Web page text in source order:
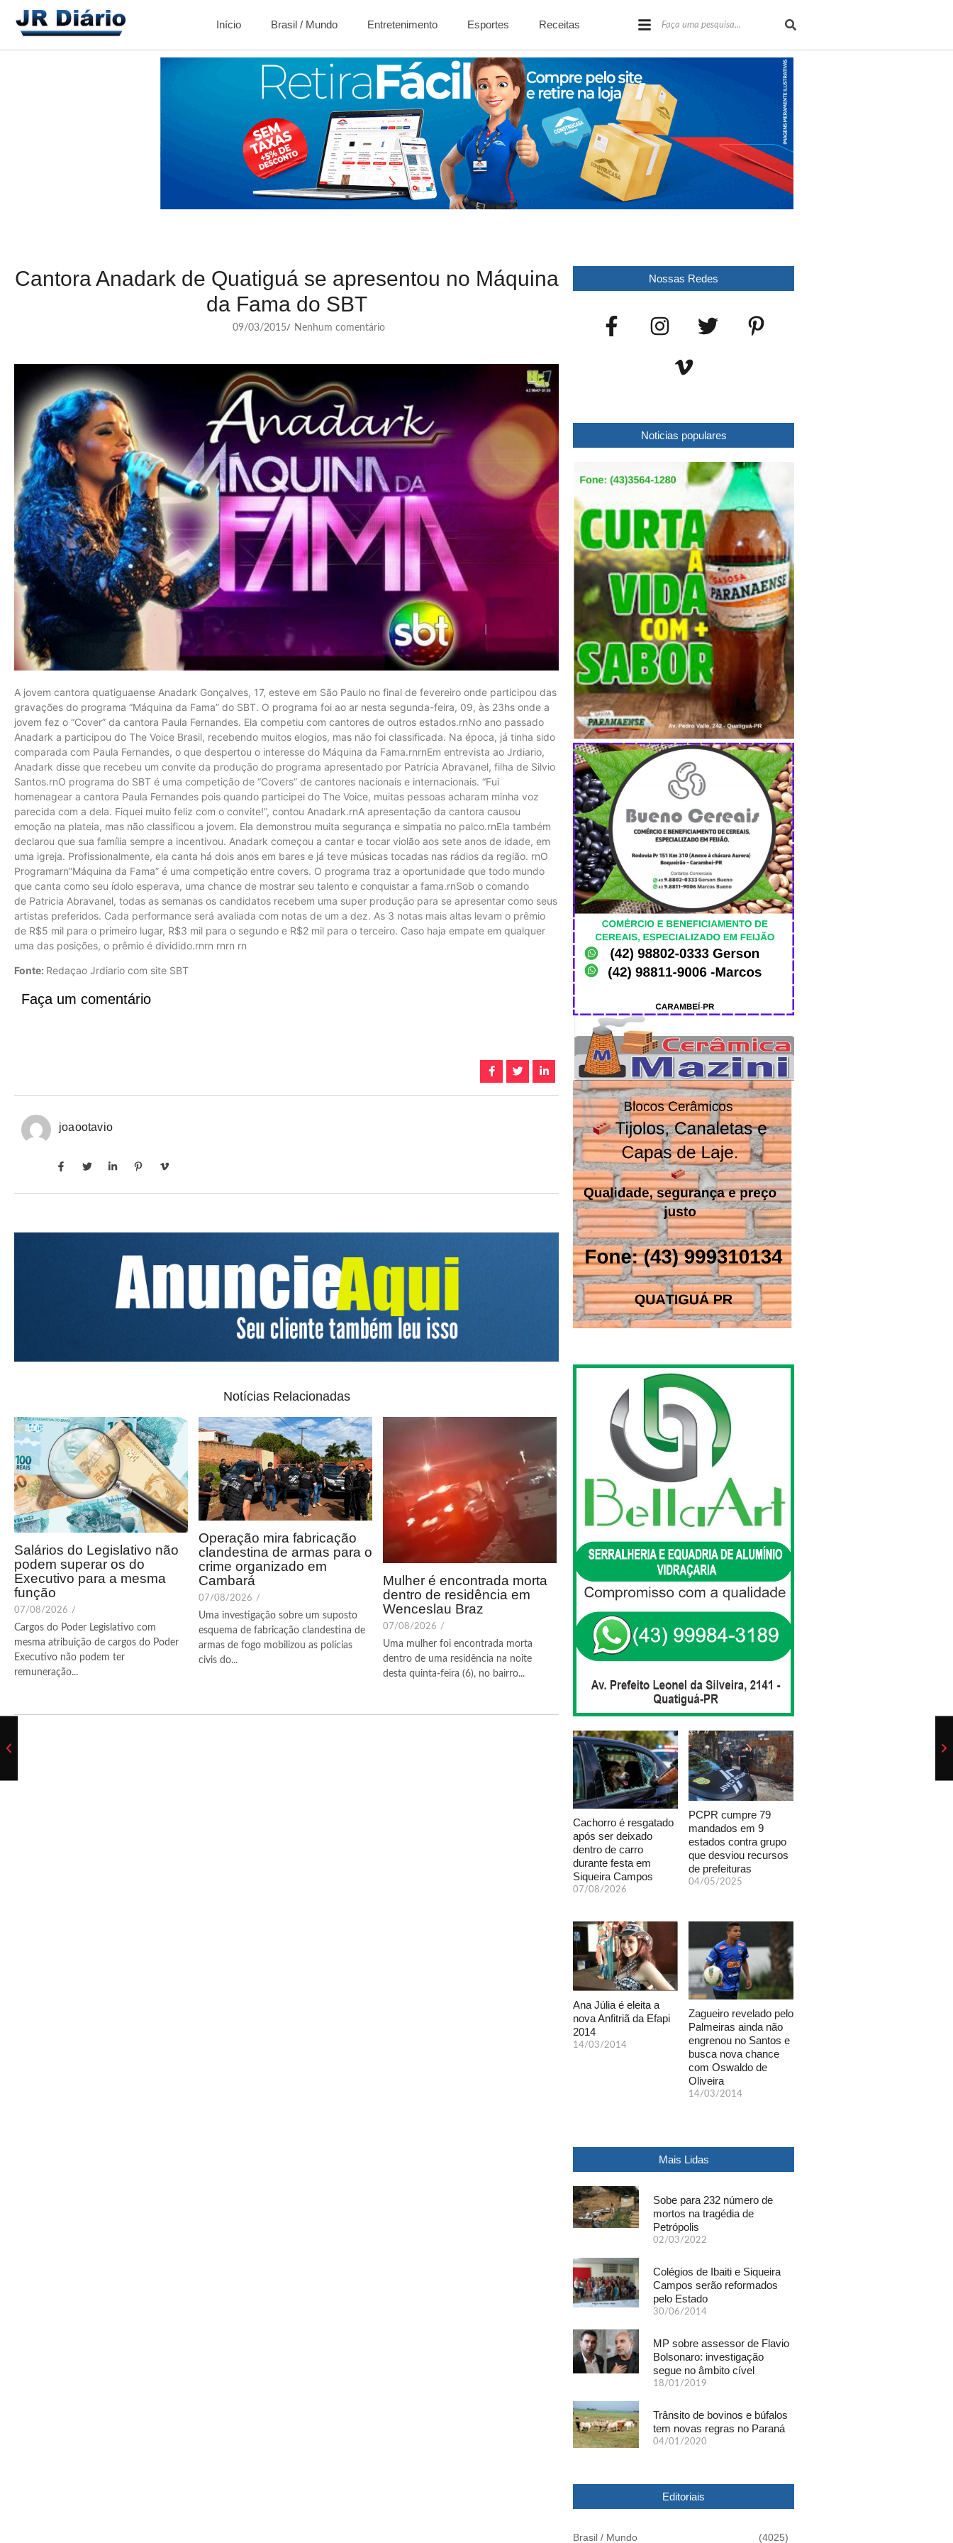
Início Brasil / Mundo Entretenimento Esportes Receitas
Cantora Anadark de Quatiguá se apresentou no Máquina
da Fama do SBT
09/03/2015/ Nenhum comentário
A jovem cantora quatiguaense Anadark Gonçalves, 17, esteve em São Paulo no final de fevereiro onde participou das
gravações do programa “Máquina da Fama” do SBT. O programa foi ao ar nesta segunda-feira, 09, às 23hs onde a
jovem fez o “Cover” da cantora Paula Fernandes. Ela competiu com cantores de outros estados.rnNo ano passado
Anadark a participou do The Voice Brasil, recebendo muitos elogios, mas não foi classificada. Na época, já tinha sido
comparada com Paula Fernandes, o que despertou o interesse do Máquina da Fama.rnrnEm entrevista ao Jrdiario,
Anadark disse que recebeu um convite da produção do programa apresentado por Patrícia Abravanel, filha de Silvio
Santos.rnO programa do SBT é uma competição de “Covers” de cantores nacionais e internacionais. “Fui
homenagear a cantora Paula Fernandes pois quando participei do The Voice, muitas pessoas acharam minha voz
parecida com a dela. Fiquei muito feliz com o convite!”, contou Anadark.rnA apresentação da cantora causou
emoção na plateia, mas não classificou a jovem. Ela demonstrou muita segurança e simpatia no palco.rnEla também
declarou que sua família sempre a incentivou. Anadark começou a cantar e tocar violão aos sete anos de idade, em
uma igreja. Profissionalmente, ela canta há dois anos em bares e já teve músicas tocadas nas rádios da região. rnO
Programarn”Máquina da Fama” é uma competição entre covers. O programa traz a oportunidade que todo mundo
que canta como seu ídolo esperava, uma chance de mostrar seu talento e conquistar a fama.rnSob o comando
de Patricia Abravanel, todas as semanas os candidatos recebem uma super produção para se apresentar como seus
artistas preferidos. Cada performance será avaliada com notas de um a dez. As 3 notas mais altas levam o prêmio
de R$5 mil para o primeiro lugar, R$3 mil para o segundo e R$2 mil para o terceiro. Caso haja empate em qualquer
uma das posições, o prêmio é dividido.rnrn rnrn rn
Fonte: Redaçao Jrdiario com site SBT
Faça um comentário
joaootavio
Notícias Relacionadas
Salários do Legislativo não
podem superar os do
Executivo para a mesma
função
07/08/2026 /
Cargos do Poder Legislativo com
mesma atribuição de cargos do Poder
Executivo não podem ter
remuneração...
Operação mira fabricação
clandestina de armas para o
crime organizado em
Cambará
07/08/2026 /
Uma investigação sobre um suposto
esquema de fabricação clandestina de
armas de fogo mobilizou as polícias
civis do...
Mulher é encontrada morta
dentro de residência em
Wenceslau Braz
07/08/2026 /
Uma mulher foi encontrada morta
dentro de uma residência na noite
desta quinta-feira (6), no bairro...
Nossas Redes
Noticias populares
Cachorro é resgatado
após ser deixado
dentro de carro
durante festa em
Siqueira Campos
07/08/2026
PCPR cumpre 79
mandados em 9
estados contra grupo
que desviou recursos
de prefeituras
04/05/2025
Ana Júlia é eleita a
nova Anfitriã da Efapi
2014
14/03/2014
Zagueiro revelado pelo
Palmeiras ainda não
engrenou no Santos e
busca nova chance
com Oswaldo de
Oliveira
14/03/2014
Mais Lidas
Sobe para 232 número de
mortos na tragédia de
Petrópolis
02/03/2022
Colégios de Ibaiti e Siqueira
Campos serão reformados
pelo Estado
30/06/2014
MP sobre assessor de Flavio
Bolsonaro: investigação
segue no âmbito cível
18/01/2019
Trânsito de bovinos e búfalos
tem novas regras no Paraná
04/01/2020
Editoriais
Brasil / Mundo (4025)